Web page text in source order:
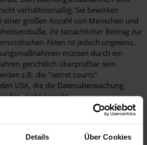
Details Über Cookies
verhältnismäßig. Sie bewirken
einer großen Anzahl von Menschen und
ihr tatsächlicher Beitrag zur
Akten ist jedoch ungewiss.
müssen durch ein
gerichtlich überprüfbar sein.
z.B. die "secret courts"
USA, die die Datenüberwachung
nicht gerecht.